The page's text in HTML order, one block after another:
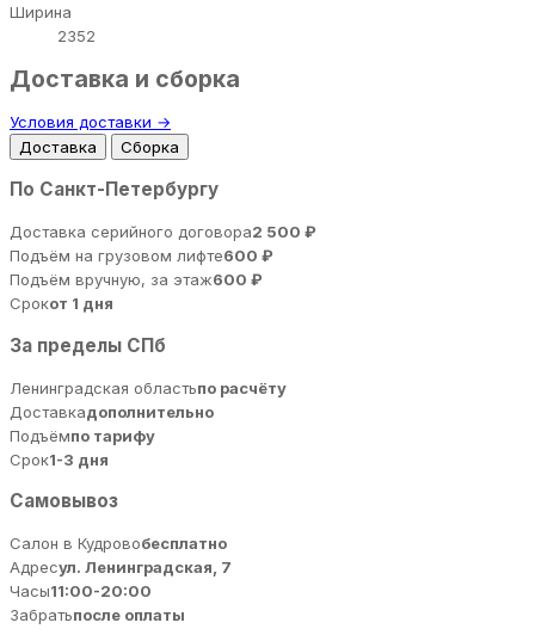
Ширина
2352
Доставка и сборка
Условия доставки →
Доставка
Сборка
По Санкт-Петербургу
Доставка серийного договора2 500 ₽
Подъём на грузовом лифте600 ₽
Подъём вручную, за этаж600 ₽
Срокот 1 дня
За пределы СПб
Ленинградская областьпо расчёту
Доставкадополнительно
Подъёмпо тарифу
Срок1-3 дня
Самовывоз
Салон в Кудровобесплатно
Адресул. Ленинградская, 7
Часы11:00-20:00
Забратьпосле оплаты